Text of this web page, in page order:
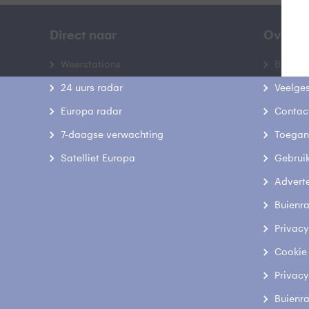
Direct naar
Weerstations
24 uurs radar
Europa radar
7-daagse verwachting
Satelliet Europa
Over